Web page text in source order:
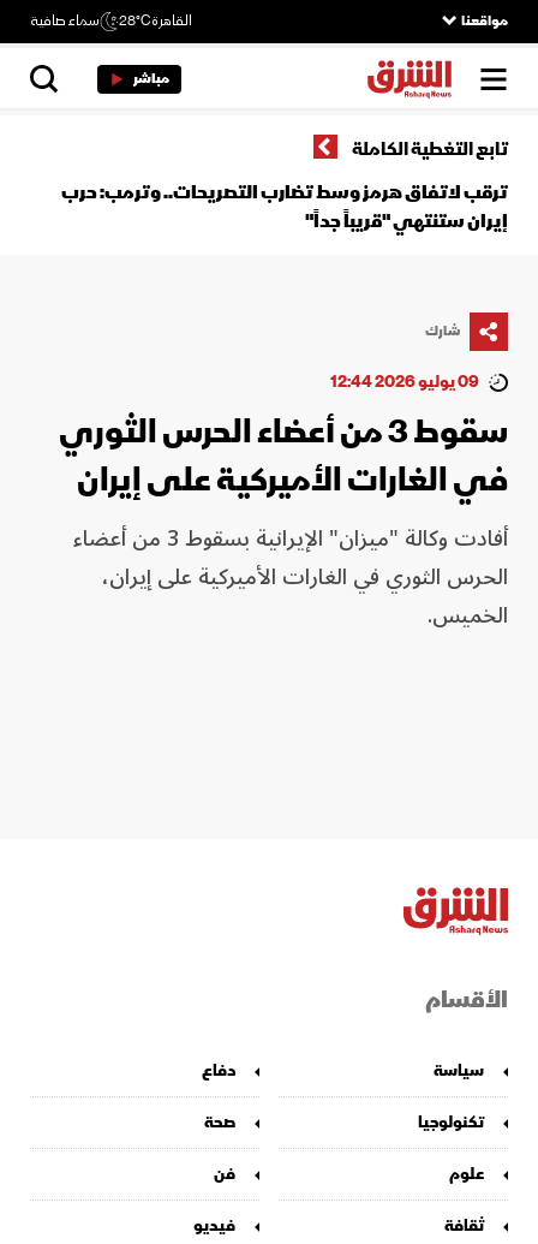
مواقعنا القاهرة28°C سماء صافية
مباشر
تابع التغطية الكاملة
ترقب لاتفاق هرمز وسط تضارب التصريحات.. وترمب: حرب
إيران ستنتهي "قريباً جداً"
شارك
09 يوليو 2026 12:44
سقوط 3 من أعضاء الحرس الثوري
في الغارات الأميركية على إيران
أفادت وكالة "ميزان" الإيرانية بسقوط 3 من أعضاء
الحرس الثوري في الغارات الأميركية على إيران،
الخميس.
الأقسام
سياسة
دفاع
تكنولوجيا
صحة
علوم
فن
ثقافة
فيديو